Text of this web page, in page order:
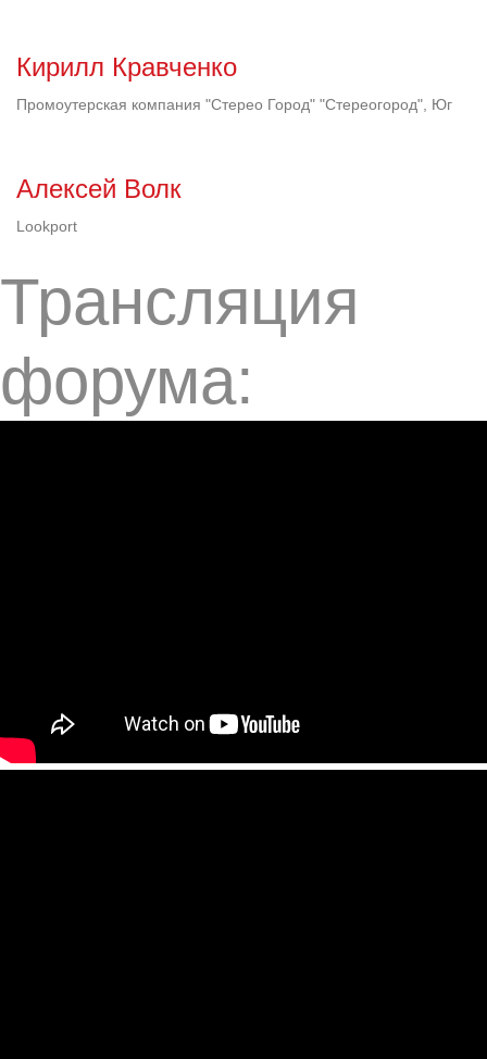
Кирилл Кравченко
Промоутерская компания "Стерео Город" "Стереогород", Юг
Алексей Волк
Lookport
Трансляция
форума: